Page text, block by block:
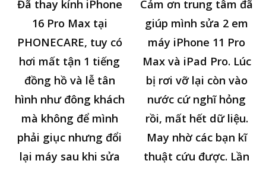
Đã thay kính iPhone
16 Pro Max tại
PHONECARE, tuy có
hơi mất tận 1 tiếng
đồng hồ và lễ tân
hình như đông khách
mà không để mình
phải giục nhưng đổi
lại máy sau khi sửa
Cảm ơn trung tâm đã
giúp mình sửa 2 em
máy iPhone 11 Pro
Max và iPad Pro. Lúc
bị rơi vỡ lại còn vào
nước cứ nghĩ hỏng
rồi, mất hết dữ liệu.
May nhờ các bạn kĩ
thuật cứu được. Lần